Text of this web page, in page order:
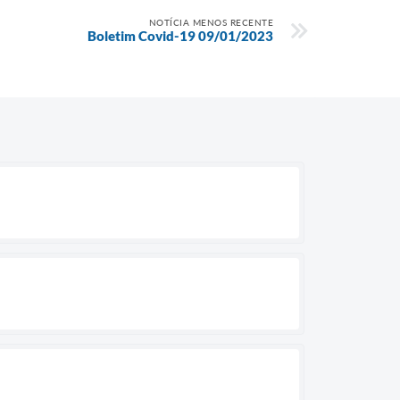
NOTÍCIA MENOS RECENTE
Boletim Covid-19 09/01/2023